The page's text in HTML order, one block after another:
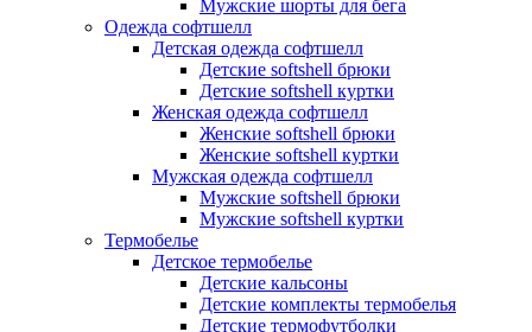
Мужские шорты для бега
Одежда софтшелл
Детская одежда софтшелл
Детские softshell брюки
Детские softshell куртки
Женская одежда софтшелл
Женские softshell брюки
Женские softshell куртки
Мужская одежда софтшелл
Мужские softshell брюки
Мужские softshell куртки
Термобелье
Детское термобелье
Детские кальсоны
Детские комплекты термобелья
Детские термофутболки